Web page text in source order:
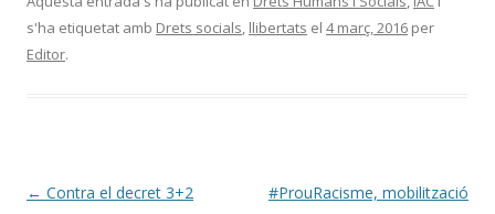
s'ha etiquetat amb Drets socials, llibertats el 4 març, 2016 per
Editor.
Navegació
← Contra el decret 3+2
#ProuRacisme, mobilització